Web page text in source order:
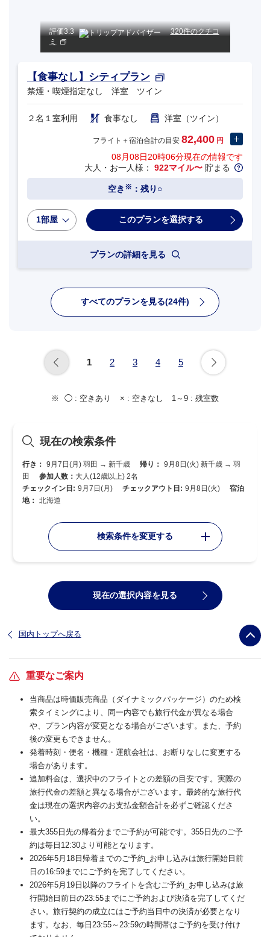
評価3.3
320件のクチコ
ミ
【食事なし】シティプラン
禁煙・喫煙指定なし 洋室 ツイン
２名１室利用 食事なし 洋室（ツイン）
フライト＋宿泊合計の目安 82,400 円
08月08日20時06分現在の情報です
大人・お一人様： 922マイル〜 貯まる
空き ※ ：残り○
1部屋
プランの詳細を見る
すべてのプランを見る(24件)
1 2 3 4 5
◯ : 空きあり × : 空きなし 1～9 : 残室数
現在の検索条件
行き： 9月7日(月) 羽田 → 新千歳 帰り： 9月8日(火) 新千歳 → 羽
田
参加人数： 大人(12歳以上) 2名
チェックイン日: 9月7日(月) チェックアウト日: 9月8日(火)
宿泊
地： 北海道
検索条件を変更する
現在の選択内容を見る
国内トップへ戻る
重要なご案内
当商品は時価販売商品（ダイナミックパッケージ）のため検
索タイミングにより、同一内容でも旅行代金が異なる場合
や、プラン内容が変更となる場合がございます。また、予約
後の変更もできません。
発着時刻・便名・機種・運航会社は、お断りなしに変更する
場合があります。
追加料金は、選択中のフライトとの差額の目安です。実際の
旅行代金の差額と異なる場合がございます。最終的な旅行代
金は現在の選択内容のお支払金額合計を必ずご確認くださ
い。
最大355日先の帰着分までご予約が可能です。355日先のご予
約は毎日12:30より可能となります。
2026年5月18日帰着までのご予約_お申し込みは旅行開始日前
日の16:59までにご予約を完了してください。
2026年5月19日以降のフライトを含むご予約_お申し込みは旅
行開始日前日の23:55までにご予約および決済を完了してくだ
さい。旅行契約の成立にはご予約当日中の決済が必要となり
ます。なお、毎日23:55～23:59の時間帯はご予約を受け付け